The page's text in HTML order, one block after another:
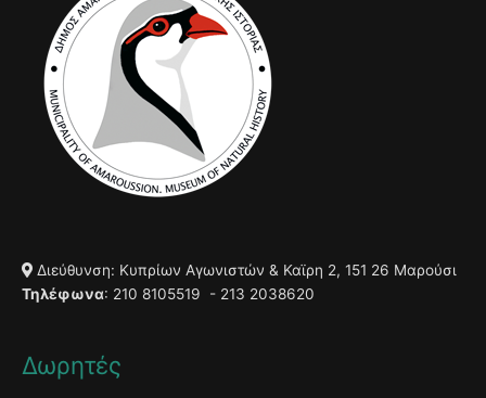
Διεύθυνση: Κυπρίων Αγωνιστών & Καϊρη 2, 151 26 Μαρούσι
Τηλέφωνα: 210 8105519 - 213 2038620
Δωρητές